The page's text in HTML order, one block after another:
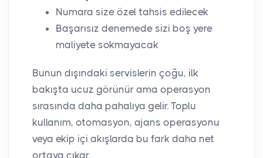
Numara size özel tahsis edilecek
Başarısız denemede sizi boş yere
maliyete sokmayacak
Bunun dışındaki servislerin çoğu, ilk
bakışta ucuz görünür ama operasyon
sırasında daha pahalıya gelir. Toplu
kullanım, otomasyon, ajans operasyonu
veya ekip içi akışlarda bu fark daha net
ortaya çıkar.